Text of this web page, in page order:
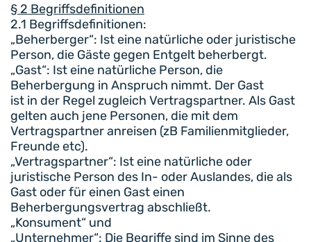
§ 2 Begriffsdefinitionen
2.1 Begriffsdefinitionen:
„Beherberger“: Ist eine natürliche oder juristische
Person, die Gäste gegen Entgelt beherbergt.
„Gast“: Ist eine natürliche Person, die
Beherbergung in Anspruch nimmt. Der Gast
ist in der Regel zugleich Vertragspartner. Als Gast
gelten auch jene Personen, die mit dem
Vertragspartner anreisen (zB Familienmitglieder,
Freunde etc).
„Vertragspartner“: Ist eine natürliche oder
juristische Person des In- oder Auslandes, die als
Gast oder für einen Gast einen
Beherbergungsvertrag abschließt.
„Konsument“ und
„Unternehmer“: Die Begriffe sind im Sinne des